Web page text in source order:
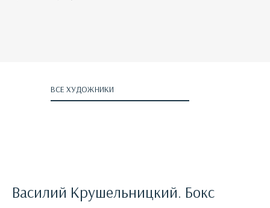
ВСЕ ХУДОЖНИКИ
Василий Крушельницкий. Бокс